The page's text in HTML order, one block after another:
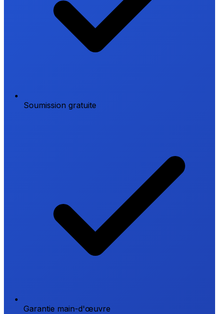
Soumission gratuite
Garantie main-d'œuvre